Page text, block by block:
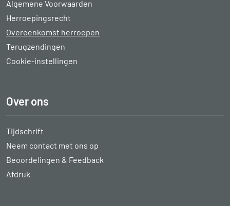
Algemene Voorwaarden
Herroepingsrecht
Overeenkomst herroepen
Terugzendingen
Cookie-instellingen
Over ons
Tijdschrift
Neem contact met ons op
Beoordelingen & Feedback
Afdruk